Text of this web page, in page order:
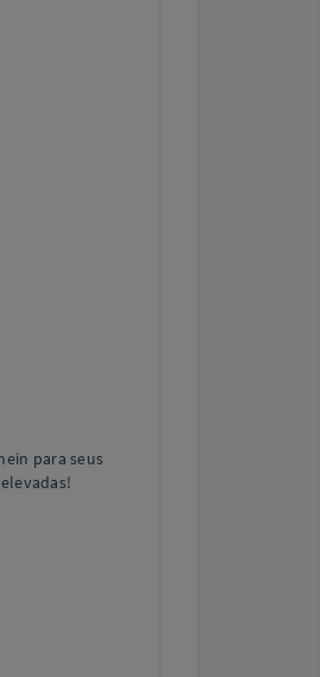
para seus